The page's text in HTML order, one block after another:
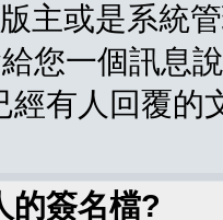
主或是系統
您一個訊息
經有人回覆的
的簽名檔?